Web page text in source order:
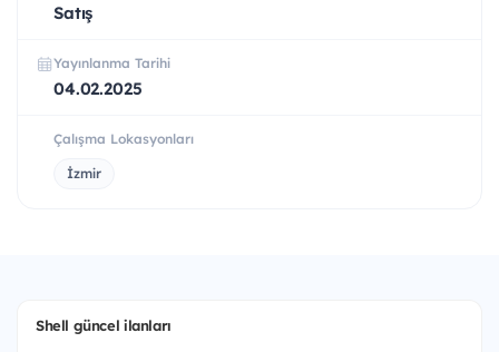
Satış
Yayınlanma Tarihi
04.02.2025
Çalışma Lokasyonları
İzmir
Shell güncel ilanları